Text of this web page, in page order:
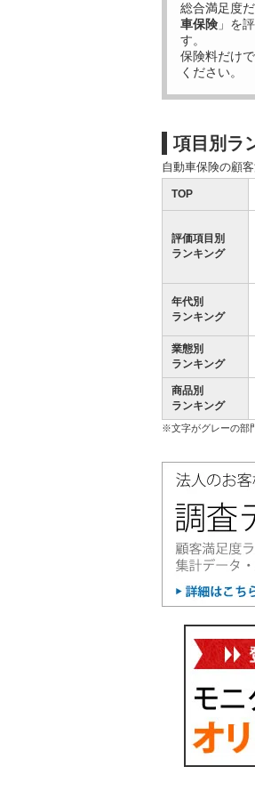
総合満足度
車保険 」を
す。
保険料だけ
ください。
項目別ラ
自動車保険の顧
TOP
評価項目別
ランキング
年代別
ランキング
業態別
ランキング
商品別
ランキング
※文字がグレーの部